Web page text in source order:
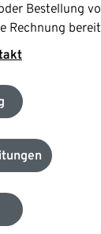
Bestellung
Rechnung